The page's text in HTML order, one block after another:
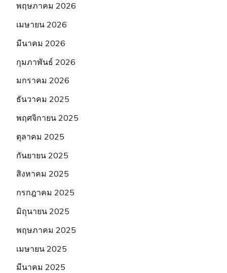
พฤษภาคม 2026
เมษายน 2026
มีนาคม 2026
กุมภาพันธ์ 2026
มกราคม 2026
ธันวาคม 2025
พฤศจิกายน 2025
ตุลาคม 2025
กันยายน 2025
สิงหาคม 2025
กรกฎาคม 2025
มิถุนายน 2025
พฤษภาคม 2025
เมษายน 2025
มีนาคม 2025